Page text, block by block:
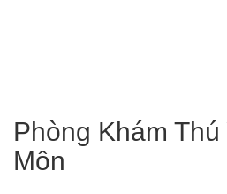
Phòng Khám
Môn